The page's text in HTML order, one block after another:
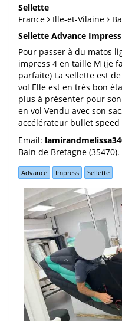
Sellette
France
Ille-et-Vilaine
Sellette Advance
Pour passer à du matos
impress 4 en taille M (je
parfaite) La sellette est
vol Elle est en très bon
plus à présenter pour
en vol Vendu avec son
accélérateur bullet speed
Email:
Bain de Bretagne (35470).
Advance Impress Sellette